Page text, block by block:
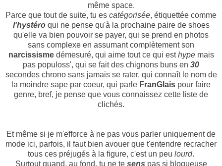
même space.
Parce que tout de suite, tu es catégorisée, étiquettée comme
l'hystéroqui ne pense qu'à la prochaine paire de shoes
qu'elle va bien pouvoir se payer, qui se prend en photos
sans complexe en assumant complètement son
narcissismedémesuré, qui aime tout ce qui esthypemais
pas populoss', qui se fait des chignons buns en 30
secondes chrono sans jamais se rater, qui connaît le nom de
la moindre sape par coeur, qui parle FranGlais pour faire
genre, bref, je pense que vous connaissez cette liste de
clichés.
Et même si je m'efforce à ne pas vous parler uniquement de
mode ici, parfois, il faut bien avouer que t'entendre recracher
tous ces préjugés à la figure, c'est un peu lourd.
Surtout quand, au fond, tu ne te sens pas si blogueuse